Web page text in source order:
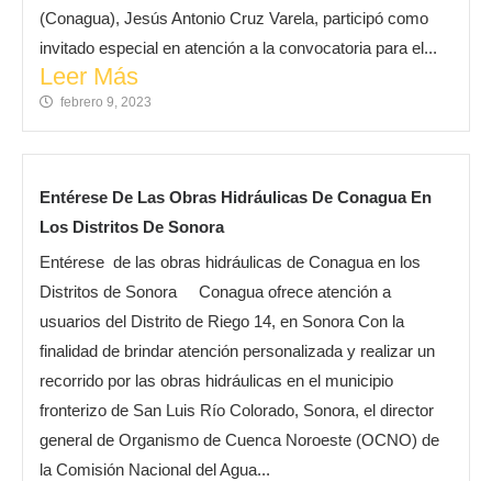
(Conagua), Jesús Antonio Cruz Varela, participó como
invitado especial en atención a la convocatoria para el...
Leer Más
febrero 9, 2023
Entérese De Las Obras Hidráulicas De Conagua En
Los Distritos De Sonora
Entérese de las obras hidráulicas de Conagua en los
Distritos de Sonora Conagua ofrece atención a
usuarios del Distrito de Riego 14, en Sonora Con la
finalidad de brindar atención personalizada y realizar un
recorrido por las obras hidráulicas en el municipio
fronterizo de San Luis Río Colorado, Sonora, el director
general de Organismo de Cuenca Noroeste (OCNO) de
la Comisión Nacional del Agua...